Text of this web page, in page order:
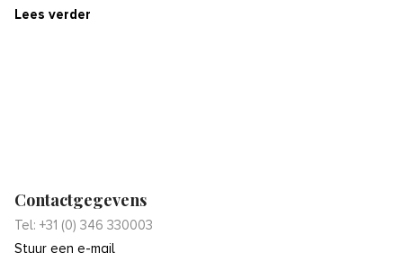
Lees verder
Contactgegevens
Tel: +31 (0) 346 330003
Stuur een e-mail